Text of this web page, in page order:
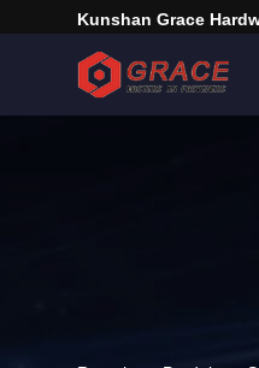
Kunshan Grace